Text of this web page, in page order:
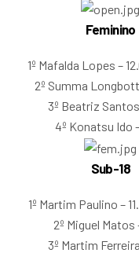
Feminino
1º Mafalda Lopes –
2º Summa
3º Beatriz
4º Konatsu Ido
Sub-18
1º Martim Paulino –
2º Miguel Matos
3º Martim